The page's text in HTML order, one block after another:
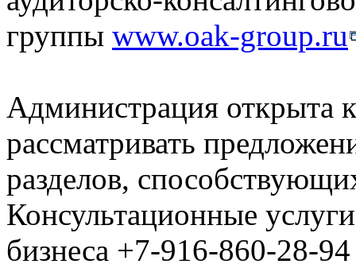
группы www.oak-group.ru
Администрация открыта
рассматривать
разделов,
Консультационные
бизнеса +7-916-860-28-94